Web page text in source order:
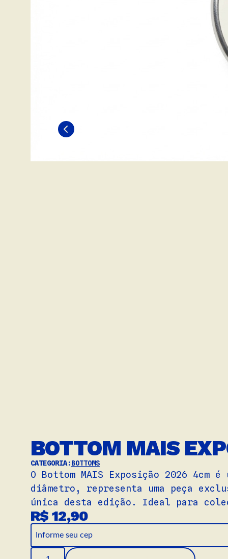
BOTTOM MAIS
CATEGORIA:BOTTOMS
O Bottom MAIS Exposição 2026 4cm
diâmetro, representa uma peça
única desta edição. Ideal para
R$ 12,90
Bottom MAIS Exposicao 2026 4cm